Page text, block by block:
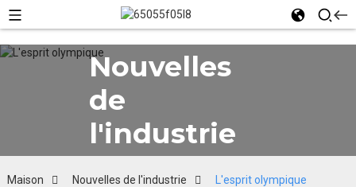
Nouvelles
de
l'industrie
Maison Nouvelles de l'industrie L'esprit olympique